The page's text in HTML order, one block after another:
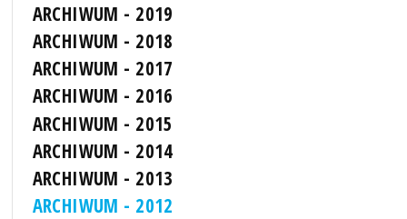
ARCHIWUM - 2019
ARCHIWUM - 2018
ARCHIWUM - 2017
ARCHIWUM - 2016
ARCHIWUM - 2015
ARCHIWUM - 2014
ARCHIWUM - 2013
ARCHIWUM - 2012